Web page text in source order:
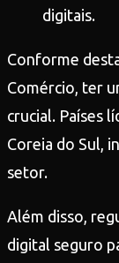
digitais.
Conforme
Comércio, ter
crucial. Países
Coreia do Sul,
setor.
Além disso,
digital seguro